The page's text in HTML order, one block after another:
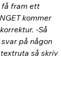
få fram ett
kommer
-Så
på någon
så skriv